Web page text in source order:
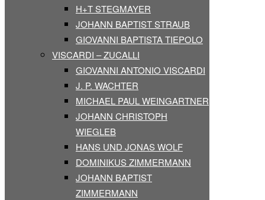
H+T STEGMAYER
JOHANN BAPTIST STRAUB
GIOVANNI BAPTISTA TIEPOLO
VISCARDI – ZUCALLI
GIOVANNI ANTONIO VISCARDI
J. P. WACHTER
MICHAEL PAUL WEINGARTNER
JOHANN CHRISTOPH
WIEGLEB
HANS UND JONAS WOLF
DOMINIKUS ZIMMERMANN
JOHANN BAPTIST
ZIMMERMANN